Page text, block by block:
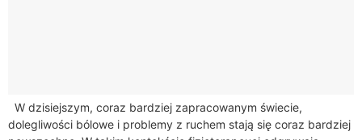
W dzisiejszym, coraz bardziej zapracowanym świecie,
dolegliwości bólowe i problemy z ruchem stają się coraz bardziej